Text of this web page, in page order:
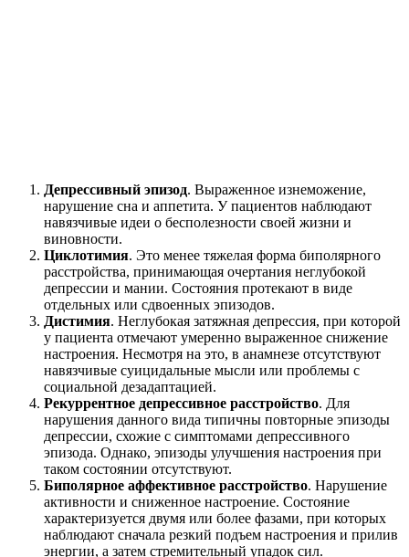
Депрессивный эпизод. Выраженное изнеможение,
нарушение сна и аппетита. У пациентов наблюдают
навязчивые идеи о бесполезности своей жизни и
виновности.
Циклотимия. Это менее тяжелая форма биполярного
расстройства, принимающая очертания неглубокой
депрессии и мании. Состояния протекают в виде
отдельных или сдвоенных эпизодов.
Дистимия. Неглубокая затяжная депрессия, при которой
у пациента отмечают умеренно выраженное снижение
настроения. Несмотря на это, в анамнезе отсутствуют
навязчивые суицидальные мысли или проблемы с
социальной дезадаптацией.
Рекуррентное депрессивное расстройство. Для
нарушения данного вида типичны повторные эпизоды
депрессии, схожие с симптомами депрессивного
эпизода. Однако, эпизоды улучшения настроения при
таком состоянии отсутствуют.
Биполярное аффективное расстройство. Нарушение
активности и сниженное настроение. Состояние
характеризуется двумя или более фазами, при которых
наблюдают сначала резкий подъем настроения и прилив
энергии, а затем стремительный упадок сил.